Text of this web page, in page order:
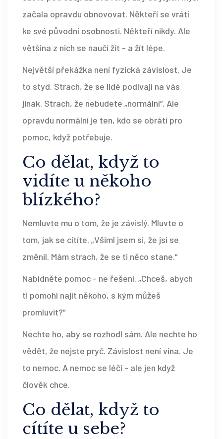
začala opravdu obnovovat. Někteří se vrátí
ke své původní osobnosti. Někteří nikdy. Ale
většina z nich se naučí žít - a žít lépe.
Největší překážka není fyzická závislost. Je
to styd. Strach, že se lidé podívají na vás
jinak. Strach, že nebudete „normální“. Ale
opravdu normální je ten, kdo se obrátí pro
pomoc, když potřebuje.
Co dělat, když to
vidíte u někoho
blízkého?
Nemluvte mu o tom, že je závislý. Mluvte o
tom, jak se cítíte. „Všiml jsem si, že jsi se
změnil. Mám strach, že se ti něco stane.“
Nabídněte pomoc - ne řešení. „Chceš, abych
ti pomohl najít někoho, s kým můžeš
promluvit?“
Nechte ho, aby se rozhodl sám. Ale nechte ho
vědět, že nejste pryč. Závislost není vina. Je
to nemoc. A nemoc se léčí - ale jen když
člověk chce.
Co dělat, když to
cítíte u sebe?